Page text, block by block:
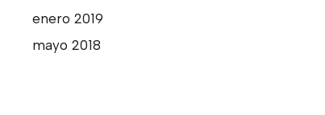
enero 2019
mayo 2018